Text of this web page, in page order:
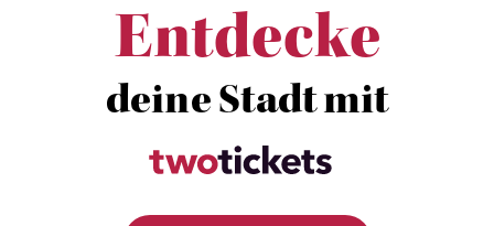
Entdecke
deine Stadt mit